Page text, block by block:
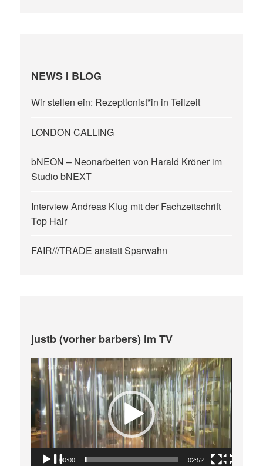
NEWS I BLOG
Wir stellen ein: Rezeptionist*in in Teilzeit
LONDON CALLING
bNEON – Neonarbeiten von Harald Kröner im
Studio bNEXT
Interview Andreas Klug mit der Fachzeitschrift
Top Hair
FAIR///TRADE anstatt Sparwahn
justb (vorher barbers) im TV
Video-
Player
00:00 02:52